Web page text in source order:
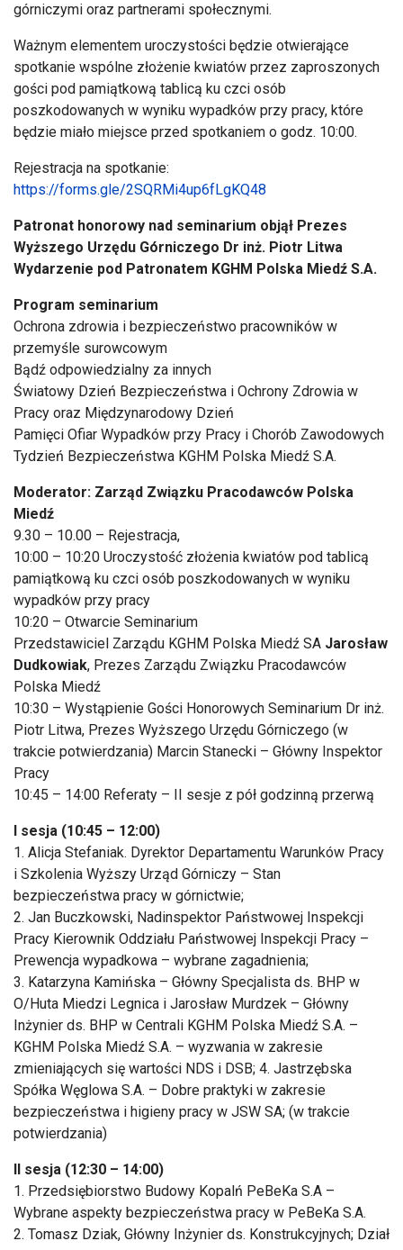
górniczymi oraz partnerami społecznymi.
Ważnym elementem uroczystości będzie otwierające
spotkanie wspólne złożenie kwiatów przez zaproszonych
gości pod pamiątkową tablicą ku czci osób
poszkodowanych w wyniku wypadków przy pracy, które
będzie miało miejsce przed spotkaniem o godz. 10:00.
Rejestracja na spotkanie:
https://forms.gle/2SQRMi4up6fLgKQ48
Patronat honorowy nad seminarium objął Prezes
Wyższego Urzędu Górniczego Dr inż. Piotr Litwa
Wydarzenie pod Patronatem KGHM Polska Miedź S.A.
Program seminarium
Ochrona zdrowia i bezpieczeństwo pracowników w
przemyśle surowcowym
Bądź odpowiedzialny za innych
Światowy Dzień Bezpieczeństwa i Ochrony Zdrowia w
Pracy oraz Międzynarodowy Dzień
Pamięci Ofiar Wypadków przy Pracy i Chorób Zawodowych
Tydzień Bezpieczeństwa KGHM Polska Miedź S.A.
Moderator: Zarząd Związku Pracodawców Polska
Miedź
9.30 – 10.00 – Rejestracja,
10:00 – 10:20 Uroczystość złożenia kwiatów pod tablicą
pamiątkową ku czci osób poszkodowanych w wyniku
wypadków przy pracy
10:20 – Otwarcie Seminarium
Przedstawiciel Zarządu KGHM Polska Miedź SA Jarosław
Dudkowiak, Prezes Zarządu Związku Pracodawców
Polska Miedź
10:30 – Wystąpienie Gości Honorowych Seminarium Dr inż.
Piotr Litwa, Prezes Wyższego Urzędu Górniczego (w
trakcie potwierdzania) Marcin Stanecki – Główny Inspektor
Pracy
10:45 – 14:00 Referaty – II sesje z pół godzinną przerwą
I sesja (10:45 – 12:00)
1. Alicja Stefaniak. Dyrektor Departamentu Warunków Pracy
i Szkolenia Wyższy Urząd Górniczy – Stan
bezpieczeństwa pracy w górnictwie;
2. Jan Buczkowski, Nadinspektor Państwowej Inspekcji
Pracy Kierownik Oddziału Państwowej Inspekcji Pracy –
Prewencja wypadkowa – wybrane zagadnienia;
3. Katarzyna Kamińska – Główny Specjalista ds. BHP w
O/Huta Miedzi Legnica i Jarosław Murdzek – Główny
Inżynier ds. BHP w Centrali KGHM Polska Miedź S.A. –
KGHM Polska Miedź S.A. – wyzwania w zakresie
zmieniających się wartości NDS i DSB; 4. Jastrzębska
Spółka Węglowa S.A. – Dobre praktyki w zakresie
bezpieczeństwa i higieny pracy w JSW SA; (w trakcie
potwierdzania)
II sesja (12:30 – 14:00)
1. Przedsiębiorstwo Budowy Kopalń PeBeKa S.A –
Wybrane aspekty bezpieczeństwa pracy w PeBeKa S.A.
2. Tomasz Dziak, Główny Inżynier ds. Konstrukcyjnych; Dział